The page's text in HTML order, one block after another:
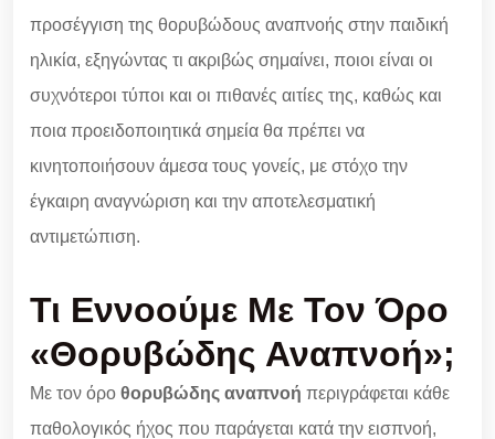
προσέγγιση της θορυβώδους αναπνοής στην παιδική
ηλικία, εξηγώντας τι ακριβώς σημαίνει, ποιοι είναι οι
συχνότεροι τύποι και οι πιθανές αιτίες της, καθώς και
ποια προειδοποιητικά σημεία θα πρέπει να
κινητοποιήσουν άμεσα τους γονείς, με στόχο την
έγκαιρη αναγνώριση και την αποτελεσματική
αντιμετώπιση.
Τι Εννοούμε Με Τον Όρο
«θορυβώδης Αναπνοή»;
Με τον όρο θορυβώδης αναπνοή περιγράφεται κάθε
παθολογικός ήχος που παράγεται κατά την εισπνοή,